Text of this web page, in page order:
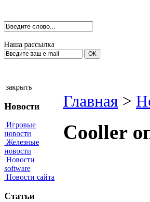
Наша рассылка
закрыть
Новости
Игровые
новости
Железные
новости
Новости
software
Новости сайта
Статьи
Главная >
Cooller